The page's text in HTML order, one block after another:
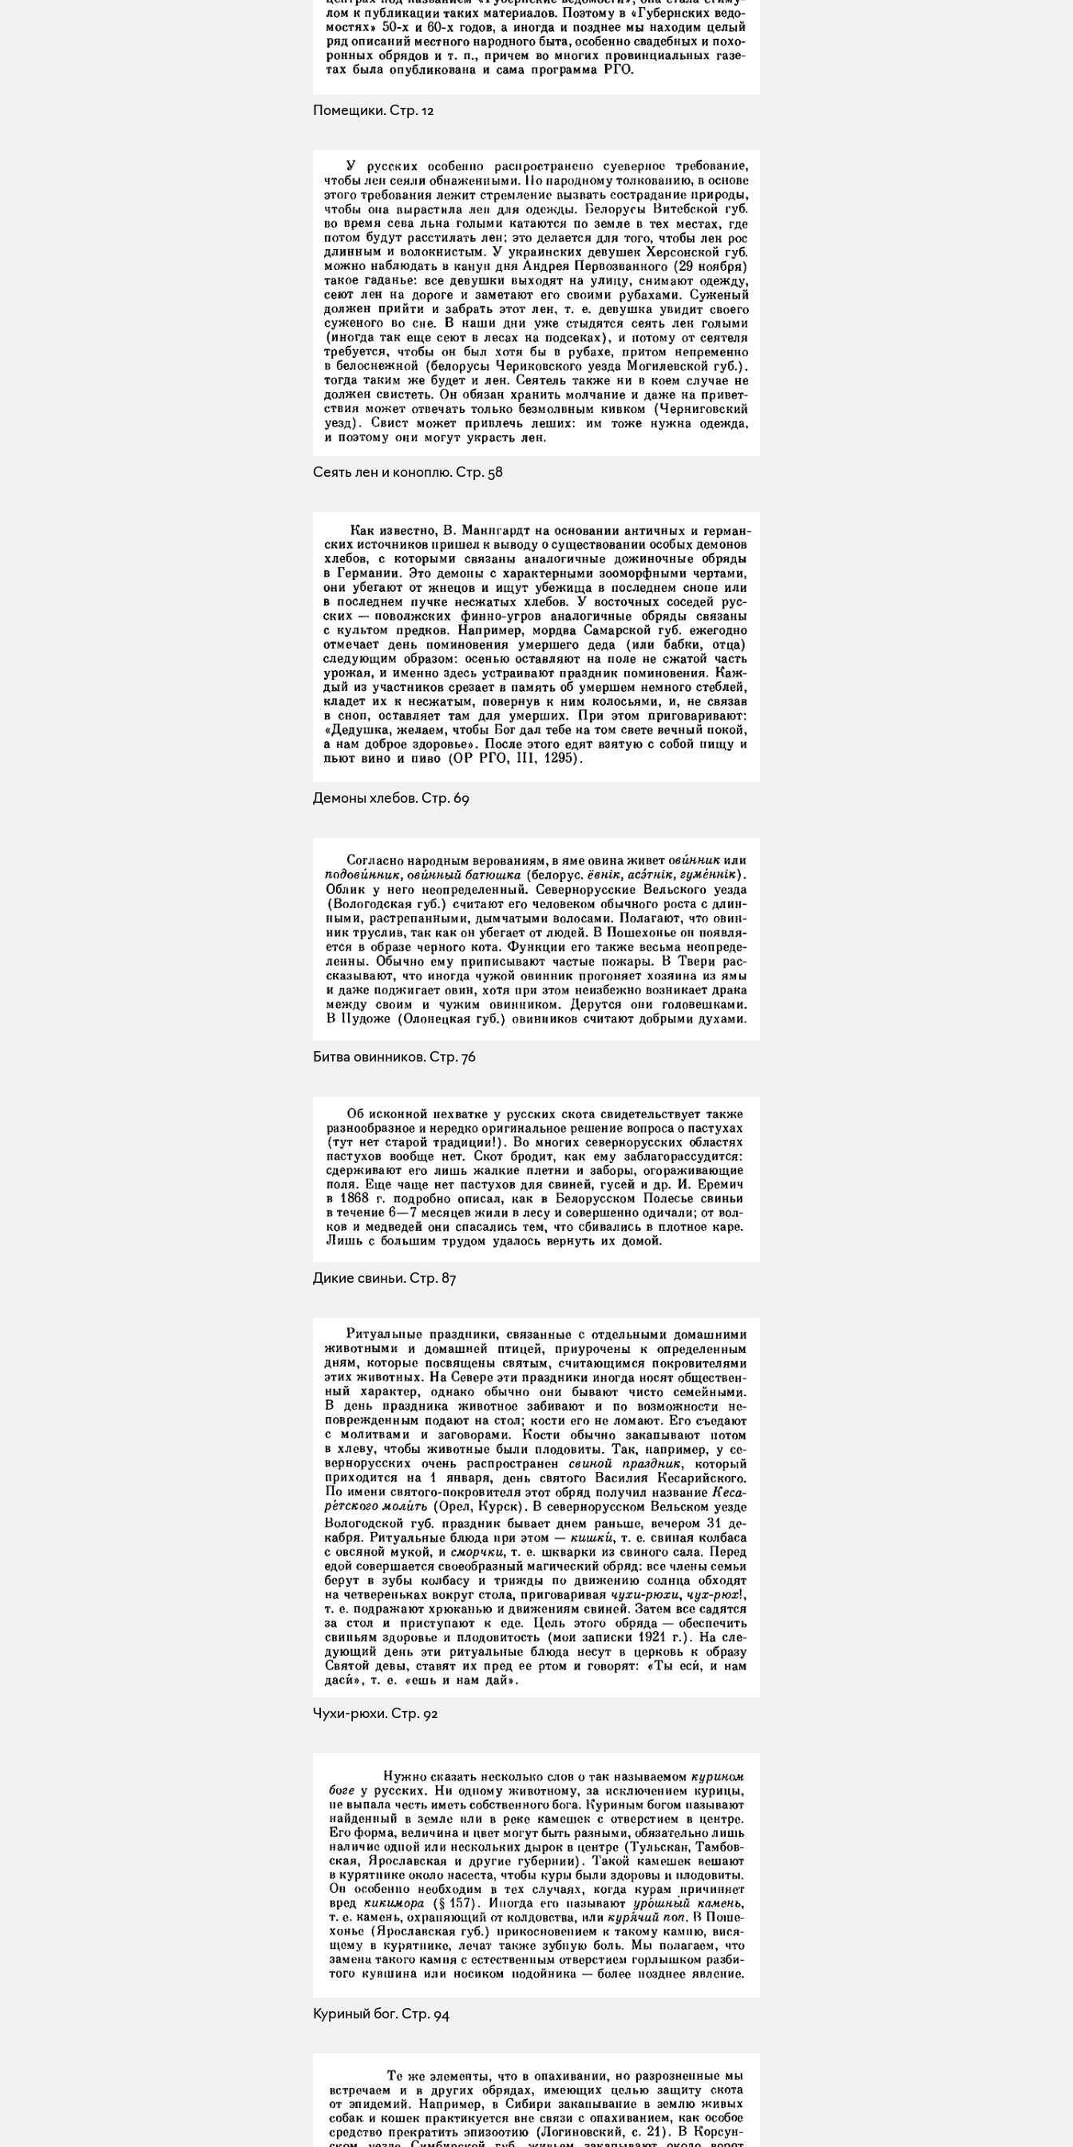
Помещики. Стр. 12
Сеять лен и коноплю. Стр. 58
Демоны хлебов. Стр. 69
Битва овинников. Стр. 76
Дикие свиньи. Стр. 87
Чухи-рюхи. Стр. 92
Куриный бог. Стр. 94